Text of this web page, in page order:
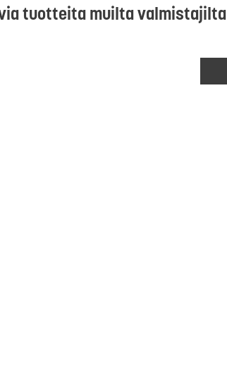
tuotteita muilta valmistajilta